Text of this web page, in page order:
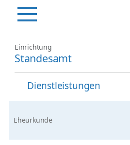
Einrichtung
Standesamt
Dienstleistungen
Eheurkunde